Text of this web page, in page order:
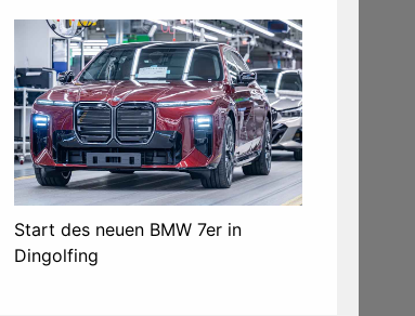
Start des neuen BMW 7er in
Dingolfing